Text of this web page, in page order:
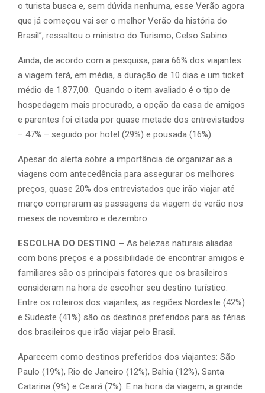
o turista busca e, sem dúvida nenhuma, esse Verão agora
que já começou vai ser o melhor Verão da história do
Brasil”, ressaltou o ministro do Turismo, Celso Sabino.
Ainda, de acordo com a pesquisa, para 66% dos viajantes
a viagem terá, em média, a duração de 10 dias e um ticket
médio de 1.877,00. Quando o item avaliado é o tipo de
hospedagem mais procurado, a opção da casa de amigos
e parentes foi citada por quase metade dos entrevistados
– 47% – seguido por hotel (29%) e pousada (16%).
Apesar do alerta sobre a importância de organizar as a
viagens com antecedência para assegurar os melhores
preços, quase 20% dos entrevistados que irão viajar até
março compraram as passagens da viagem de verão nos
meses de novembro e dezembro.
ESCOLHA DO DESTINO – As belezas naturais aliadas
com bons preços e a possibilidade de encontrar amigos e
familiares são os principais fatores que os brasileiros
consideram na hora de escolher seu destino turístico.
Entre os roteiros dos viajantes, as regiões Nordeste (42%)
e Sudeste (41%) são os destinos preferidos para as férias
dos brasileiros que irão viajar pelo Brasil.
Aparecem como destinos preferidos dos viajantes: São
Paulo (19%), Rio de Janeiro (12%), Bahia (12%), Santa
Catarina (9%) e Ceará (7%). E na hora da viagem, a grande